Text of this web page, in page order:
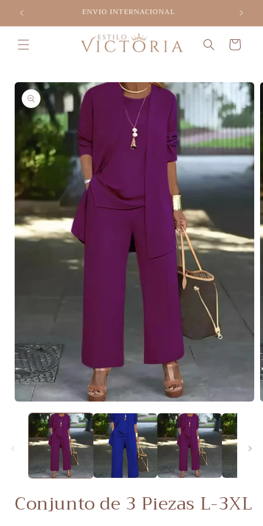
directamente
ENVIO INTERNACIONAL
Carrito
directamente
información
del producto
multimedia
1
en
una
ventana
modal
Conjunto de 3 Piezas L-3XL